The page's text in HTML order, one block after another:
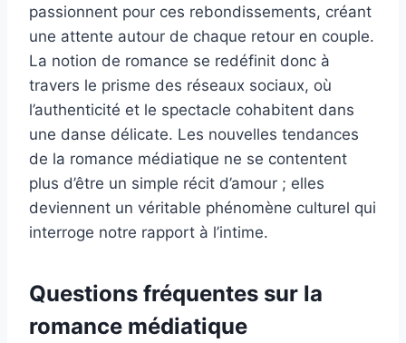
passionnent pour ces rebondissements, créant
une attente autour de chaque retour en couple.
La notion de romance se redéfinit donc à
travers le prisme des réseaux sociaux, où
l’authenticité et le spectacle cohabitent dans
une danse délicate. Les nouvelles tendances
de la romance médiatique ne se contentent
plus d’être un simple récit d’amour ; elles
deviennent un véritable phénomène culturel qui
interroge notre rapport à l’intime.
Questions fréquentes sur la
romance médiatique